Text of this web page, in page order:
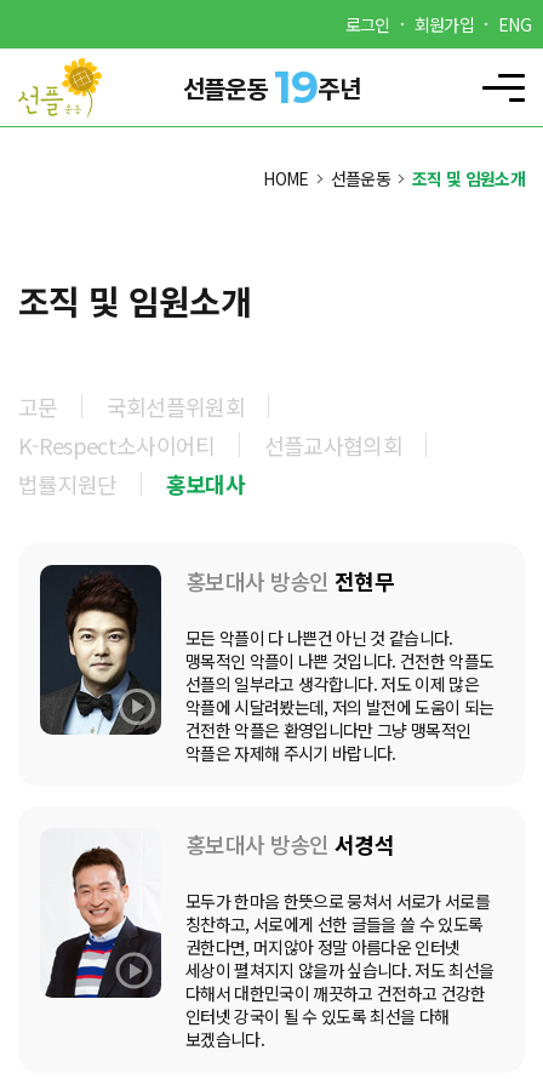
로그인 회원가입 ENG
선플운동 19주년
HOME 선플운동 조직 및 임원소개
조직 및 임원소개
고문
국회선플위원회
K-Respect소사이어티
선플교사협의회
법률지원단
홍보대사
홍보대사 방송인전현무
모든 악플이 다 나쁜건 아닌 것 같습니다.
맹목적인 악플이 나쁜 것입니다. 건전한 악플도
선플의 일부라고 생각합니다. 저도 이제 많은
악플에 시달려봤는데, 저의 발전에 도움이 되는
건전한 악플은 환영입니다만 그냥 맹목적인
악플은 자제해 주시기 바랍니다.
홍보대사 방송인서경석
모두가 한마음 한뜻으로 뭉쳐서 서로가 서로를
칭찬하고, 서로에게 선한 글들을 쓸 수 있도록
권한다면, 머지않아 정말 아름다운 인터넷
세상이 펼쳐지지 않을까 싶습니다. 저도 최선을
다해서 대한민국이 깨끗하고 건전하고 건강한
인터넷 강국이 될 수 있도록 최선을 다해
보겠습니다.